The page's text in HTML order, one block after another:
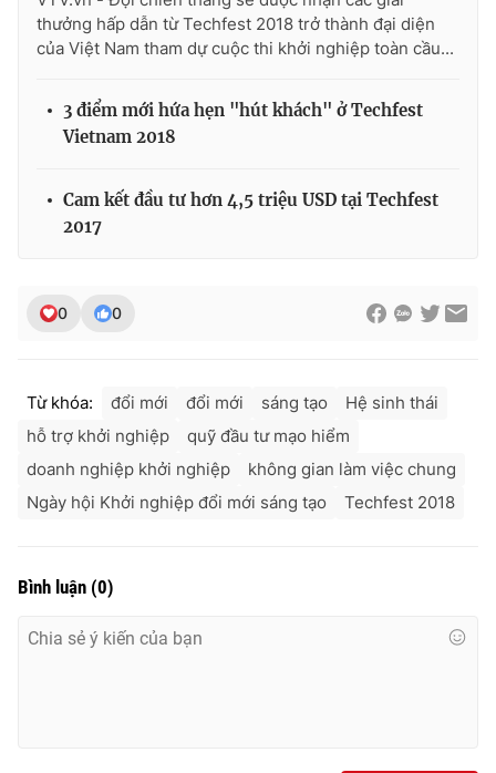
thưởng hấp dẫn từ Techfest 2018 trở thành đại diện
của Việt Nam tham dự cuộc thi khởi nghiệp toàn cầu...
3 điểm mới hứa hẹn "hút khách" ở Techfest
Vietnam 2018
Cam kết đầu tư hơn 4,5 triệu USD tại Techfest
2017
0 0
Từ khóa: đổi mới đổi mới sáng tạo
Hệ sinh thái
hỗ trợ khởi nghiệp
quỹ đầu tư mạo hiểm
doanh nghiệp khởi nghiệp
không gian làm việc chung
Ngày hội Khởi nghiệp đổi mới sáng tạo
Techfest 2018
Bình luận (0)